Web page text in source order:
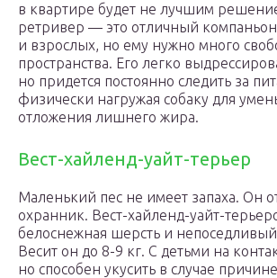
в квартире будет не лучшим
ретривер — это отличный компаньон
и взрослых, но ему нужно много
пространства. Его легко
но придется постоянно следить за
физически нагружая собаку для
отложения лишнего жира.
Вест-хайленд-уайт-терьер
Маленький пес не имеет запаха. Он
охранник. Вест-хайленд-уайт-
белоснежная шерсть и непоседливый
Весит он до 8-9 кг. С детьми на
но способен укусить в случае